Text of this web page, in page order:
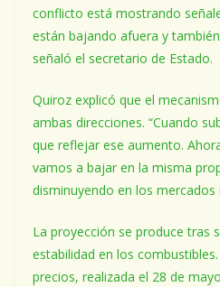
conflicto está mostrando
están bajando afuera y
señaló el secretario de Estado.
Quiroz explicó que el
ambas direcciones. “Cuando
que reflejar ese aumento.
vamos a bajar en la misma
disminuyendo en los mercados
La proyección se produce tras
estabilidad en los
precios, realizada el 28 de